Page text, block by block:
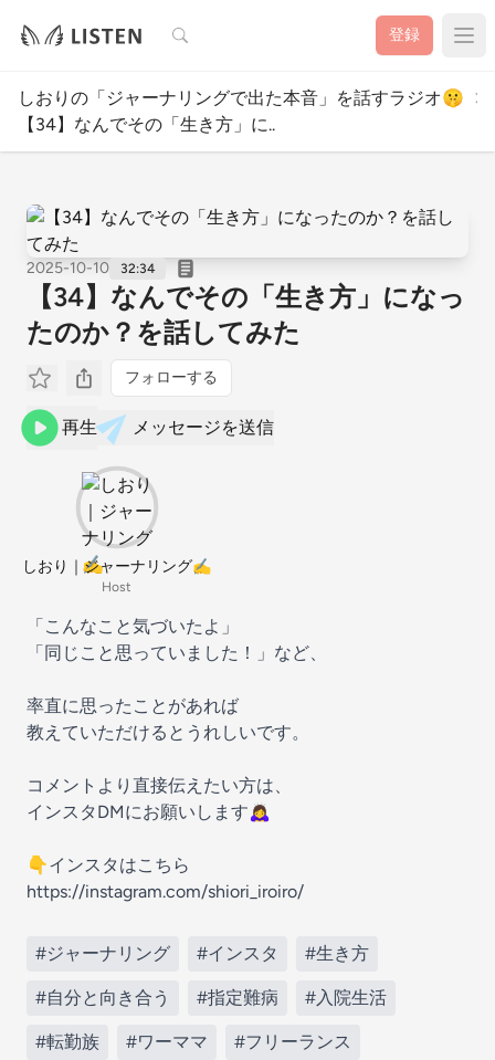
検索 登録
しおりの「ジャーナリングで出た本音」を話すラジオ🤫
【34】なんでその「生き方」に..
2025-10-10 32:34
【34】なんでその「生き方」になっ
たのか？を話してみた
フォローする
再生 メッセージを送信
しおり｜ジャーナリング✍️
Host
「こんなこと気づいたよ」
「同じこと思っていました！」など、
率直に思ったことがあれば
教えていただけるとうれしいです。
コメントより直接伝えたい方は、
インスタDMにお願いします🙇‍♀️
👇インスタはこちら
https://instagram.com/shiori_iroiro/
#ジャーナリング #インスタ #生き方
#自分と向き合う #指定難病 #入院生活
#転勤族 #ワーママ #フリーランス